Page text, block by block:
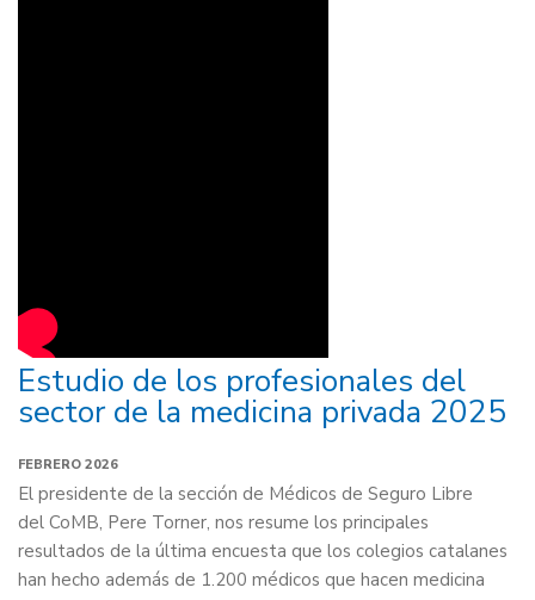
Estudio de los profesionales del
sector de la medicina privada 2025
FEBRERO 2026
El presidente de la sección de Médicos de Seguro Libre
del CoMB, Pere Torner, nos resume los principales
resultados de la última encuesta que los colegios catalanes
han hecho además de 1.200 médicos que hacen medicina